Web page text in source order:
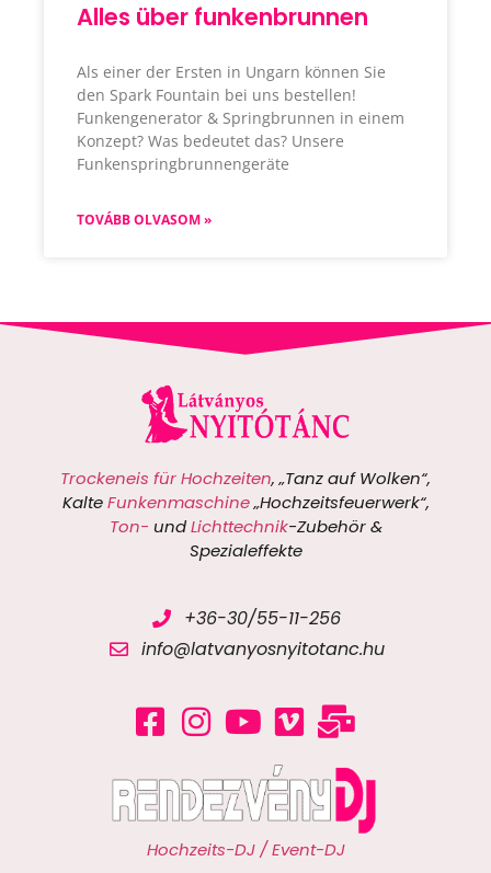
Alles über funkenbrunnen
Als einer der Ersten in Ungarn können Sie
den Spark Fountain bei uns bestellen!
Funkengenerator & Springbrunnen in einem
Konzept? Was bedeutet das? Unsere
Funkenspringbrunnengeräte
TOVÁBB OLVASOM »
Trockeneis für Hochzeiten, „Tanz auf Wolken“,
KalteFunkenmaschine„Hochzeitsfeuerwerk“,
Ton- undLichttechnik-Zubehör &
Spezialeffekte
+36-30/55-11-256
info@latvanyosnyitotanc.hu
Hochzeits-DJ / Event-DJ